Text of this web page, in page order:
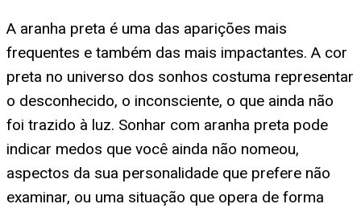
A aranha preta é uma das aparições mais
frequentes e também das mais impactantes. A cor
preta no universo dos sonhos costuma representar
o desconhecido, o inconsciente, o que ainda não
foi trazido à luz. Sonhar com aranha preta pode
indicar medos que você ainda não nomeou,
aspectos da sua personalidade que prefere não
examinar, ou uma situação que opera de forma